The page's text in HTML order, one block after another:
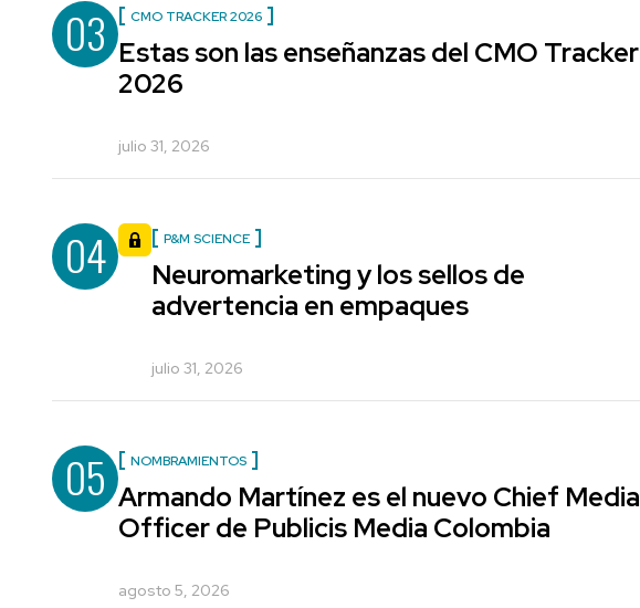
03 CMO TRACKER 2026
Estas son las enseñanzas del CMO Tracker
2026
julio 31, 2026
04 P&M SCIENCE
Neuromarketing y los sellos de
advertencia en empaques
julio 31, 2026
05 NOMBRAMIENTOS
Armando Martínez es el nuevo Chief Media
Officer de Publicis Media Colombia
agosto 5, 2026